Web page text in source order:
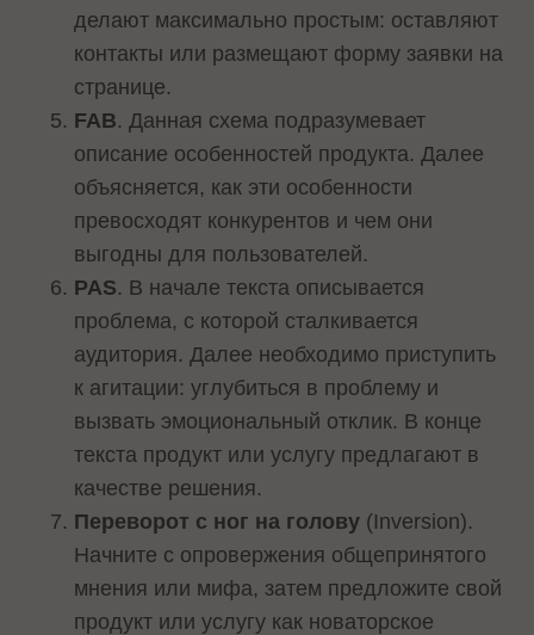
делают максимально простым: оставляют
контакты или размещают форму заявки на
странице.
FAB. Данная схема подразумевает
описание особенностей продукта. Далее
объясняется, как эти особенности
превосходят конкурентов и чем они
выгодны для пользователей.
PAS. В начале текста описывается
проблема, с которой сталкивается
аудитория. Далее необходимо приступить
к агитации: углубиться в проблему и
вызвать эмоциональный отклик. В конце
текста продукт или услугу предлагают в
качестве решения.
Переворот с ног на голову (Inversion).
Начните с опровержения общепринятого
мнения или мифа, затем предложите свой
продукт или услугу как новаторское